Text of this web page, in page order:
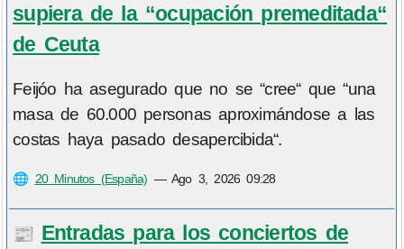
supiera de la “ocupación premeditada“
de Ceuta
Feijóo ha asegurado que no se “cree“ que “una
masa de 60.000 personas aproximándose a las
costas haya pasado desapercibida“.
🌐 20 Minutos (España) —Ago 3, 2026 09:28
📰 Entradas para los conciertos de